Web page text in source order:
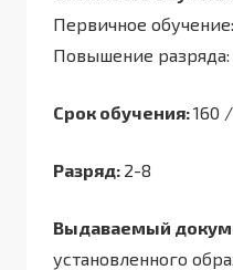
Первичное
Повышение разряда:
Срок обучения:160
Разряд: 2-8
Выдаваемый
установленного